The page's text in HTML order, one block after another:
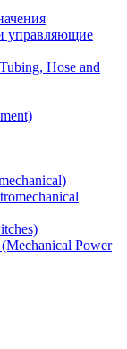
управляющие
Hose and
Power